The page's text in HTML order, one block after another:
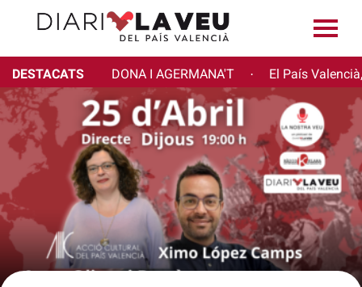
DESTACATS DONA I AGERMANA'T · El País